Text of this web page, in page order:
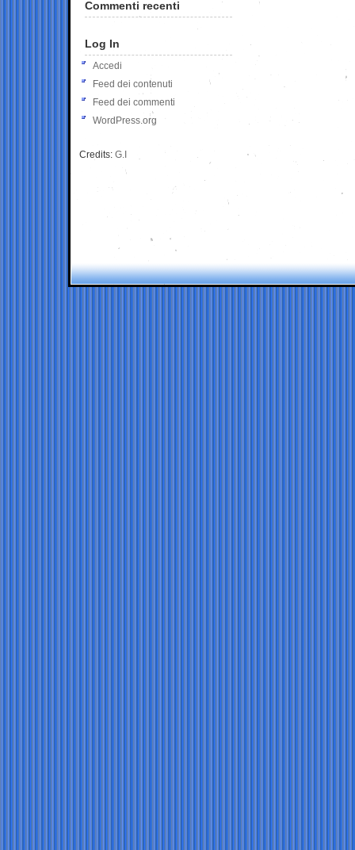
Commenti recenti
Log In
Accedi
Feed dei contenuti
Feed dei commenti
WordPress.org
Credits: G.I